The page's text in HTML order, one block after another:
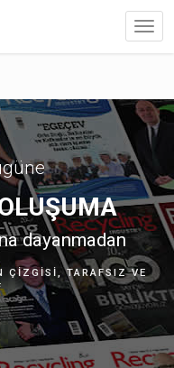
dayanmadan
ÇIZGISI, TARAFSIZ VE